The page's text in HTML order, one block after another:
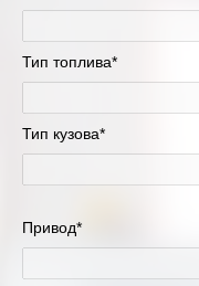
Тип топлива*
Тип кузова*
Привод*